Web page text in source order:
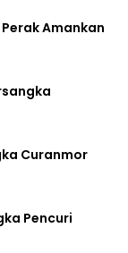
Amankan
Curanmor
Pencuri